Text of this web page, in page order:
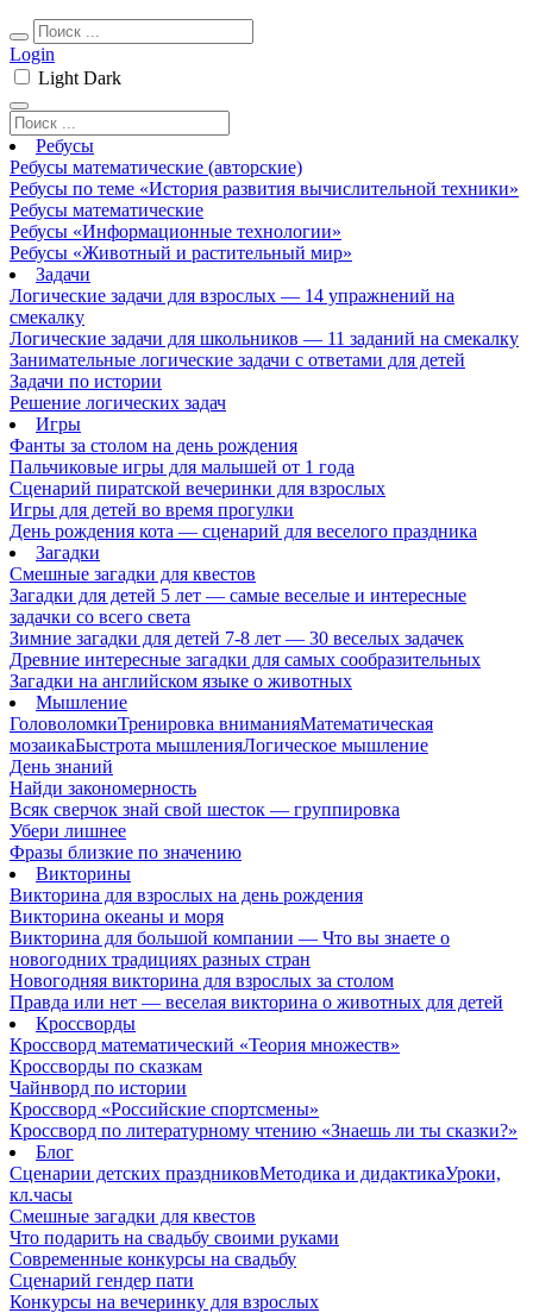
Login
Light Dark
Ребусы
Ребусы математические (авторские)
Ребусы по теме «История развития вычислительной техники»
Ребусы математические
Ребусы «Информационные технологии»
Ребусы «Животный и растительный мир»
Задачи
Логические задачи для взрослых — 14 упражнений на
смекалку
Логические задачи для школьников — 11 заданий на смекалку
Занимательные логические задачи с ответами для детей
Задачи по истории
Решение логических задач
Игры
Фанты за столом на день рождения
Пальчиковые игры для малышей от 1 года
Сценарий пиратской вечеринки для взрослых
Игры для детей во время прогулки
День рождения кота — сценарий для веселого праздника
Загадки
Смешные загадки для квестов
Загадки для детей 5 лет — самые веселые и интересные
задачки со всего света
Зимние загадки для детей 7-8 лет — 30 веселых задачек
Древние интересные загадки для самых сообразительных
Загадки на английском языке о животных
Мышление
ГоловоломкиТренировка вниманияМатематическая
мозаикаБыстрота мышленияЛогическое мышление
День знаний
Найди закономерность
Всяк сверчок знай свой шесток — группировка
Убери лишнее
Фразы близкие по значению
Викторины
Викторина для взрослых на день рождения
Викторина океаны и моря
Викторина для большой компании — Что вы знаете о
новогодних традициях разных стран
Новогодняя викторина для взрослых за столом
Правда или нет — веселая викторина о животных для детей
Кроссворды
Кроссворд математический «Теория множеств»
Кроссворды по сказкам
Чайнворд по истории
Кроссворд «Российские спортсмены»
Кроссворд по литературному чтению «Знаешь ли ты сказки?»
Блог
Сценарии детских праздниковМетодика и дидактикаУроки,
кл.часы
Смешные загадки для квестов
Что подарить на свадьбу своими руками
Современные конкурсы на свадьбу
Сценарий гендер пати
Конкурсы на вечеринку для взрослых